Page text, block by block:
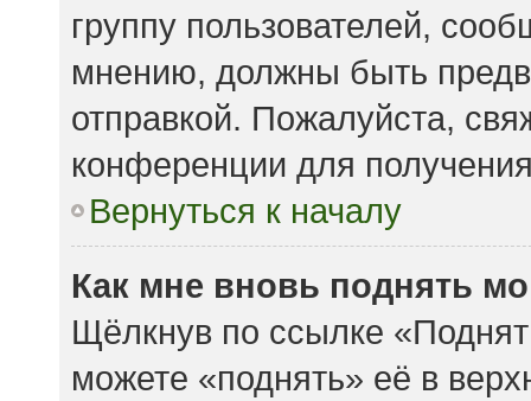
группу пользователей,
мнению, должны быть
отправкой. Пожалуйста,
конференции для
Вернуться к началу
Как мне вновь поднять
Щёлкнув по ссылке
можете «поднять» её в